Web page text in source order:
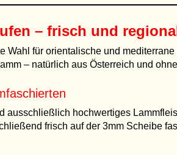
– frisch und
Wahl für orientalische und
– natürlich aus Österreich und
ausschließlich hochwertiges
frisch auf der 3mm Scheibe